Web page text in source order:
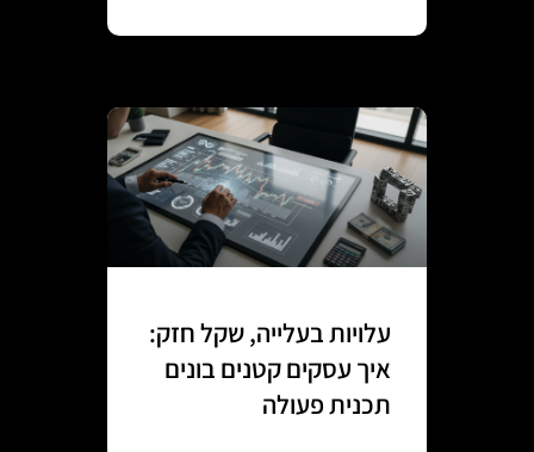
עלויות בעלייה, שקל חזק:
איך עסקים קטנים בונים
תכנית פעולה